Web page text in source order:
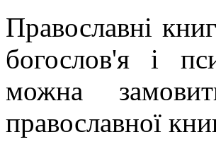
Православні
богослов'я і
можна
православної